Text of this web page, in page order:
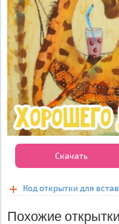
Скачать
Код открытки для
Похожие